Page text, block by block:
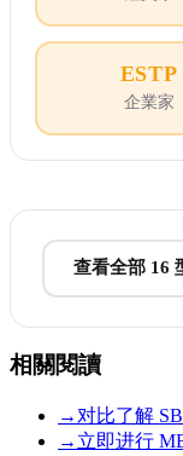
ESTP
企業家
查看全部 16
相關閱讀
→ 对比了解
→ 立即进行